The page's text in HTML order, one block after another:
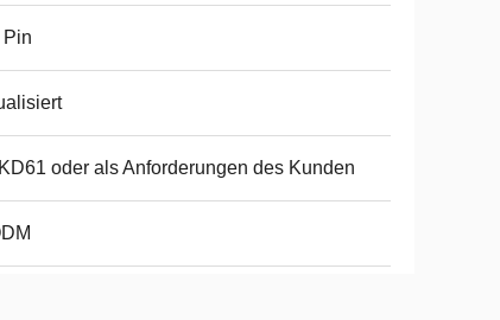
Pin
oder als Anforderungen des Kunden